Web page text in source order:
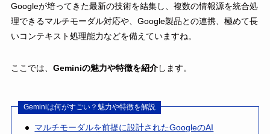
Googleが培ってきた最新の技術を結集し、複数の情報源を統合処
理できるマルチモーダル対応や、Google製品との連携、極めて長
いコンテキスト処理能力などを備えていますね。
ここでは、 Geminiの魅力や特徴を紹介します。
Geminiは何がすごい？魅力や特徴を解説
マルチモーダルを前提に設計されたGoogleのAI